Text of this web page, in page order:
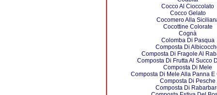
Cocco Al Cioccolato
Cocco Gelato
Cocomero Alla
Cocottine Colorate
Cognà
Colomba Di Pasqua
Composta Di
Composta Di Fragole Al
Composta Di Frutta Al Succo
Composta Di Mele
Composta Di Mele Alla Panna E
Composta Di Pesche
Composta Di